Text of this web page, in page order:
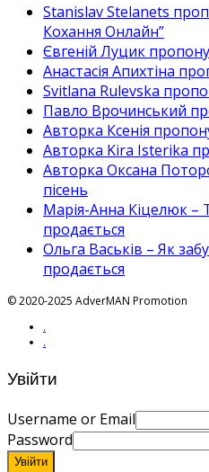
Stanislav Stelanets
Кохання Онлайн”
Євгеній Луцик
Анастасія Апихтіна
Svitlana Rulevska
Павло Врочинський
Авторка Ксенія
Авторка Kira Isterika
Авторка Оксана
пісень
Марія-Анна Кіцелюк –
продається
Ольга Васьків – Як
продається
© 2020-2025 AdverMAN Promotion
.
.
Увійти
Username or Email
Password
Увійти